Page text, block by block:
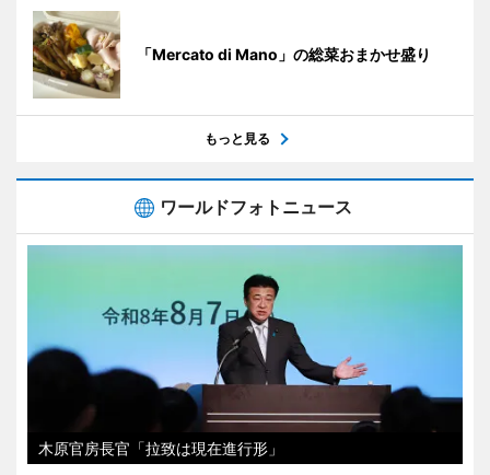
「Mercato di Mano」の総菜おまかせ盛り
もっと見る
ワールドフォトニュース
木原官房長官「拉致は現在進行形」